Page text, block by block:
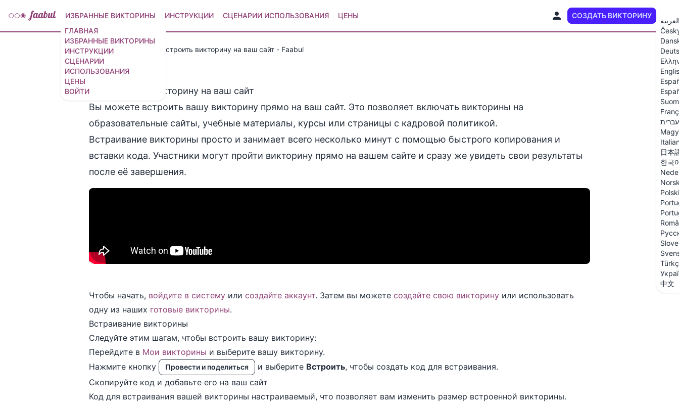
ГЛАВНАЯ
ИЗБРАННЫЕ ВИКТОРИНЫ
ИНСТРУКЦИИ
СЦЕНАРИИ
ИСПОЛЬЗОВАНИЯ
ЦЕНЫ
ВОЙТИ
ИЗБРАННЫЕ ВИКТОРИНЫ ИНСТРУКЦИИ СЦЕНАРИИ ИСПОЛЬЗОВАНИЯ ЦЕНЫ СОЗДАТЬ ВИКТОРИНУ
עברית
日本
한국
Polski
中文
Руководства Как встроить викторину на ваш сайт - Faabul
Как встроить викторину на ваш сайт
Вы можете встроить вашу викторину прямо на ваш сайт. Это позволяет включать викторины на
образовательные сайты, учебные материалы, курсы или страницы с кадровой политикой.
Встраивание викторины просто и занимает всего несколько минут с помощью быстрого копирования и
вставки кода. Участники могут пройти викторину прямо на вашем сайте и сразу же увидеть свои результаты
после её завершения.
Чтобы начать, войдите в систему или создайте аккаунт. Затем вы можете создайте свою викторину или использовать
одну из наших готовые викторины.
Встраивание викторины
Следуйте этим шагам, чтобы встроить вашу викторину:
Перейдите в Мои викторины и выберите вашу викторину.
Нажмите кнопку
Провести и поделиться и выберите Встроить, чтобы создать код для встраивания.
Скопируйте код и добавьте его на ваш сайт
Код для встраивания вашей викторины настраиваемый, что позволяет вам изменить размер встроенной викторины.